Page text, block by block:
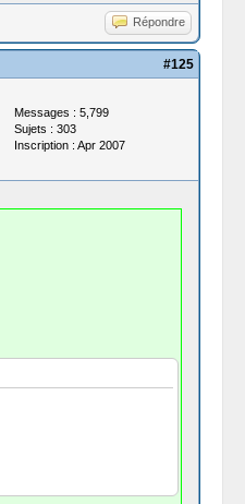
Répondre
#125
Messages : 5,799
Sujets : 303
Inscription : Apr 2007